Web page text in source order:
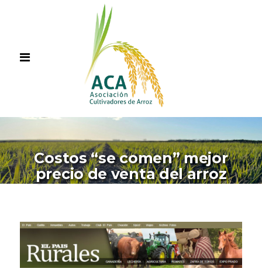
Costos “se comen” mejor
precio de venta del arroz